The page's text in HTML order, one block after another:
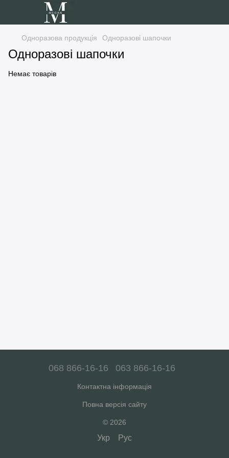
Одноразова продукція Одноразові шапочки
Одноразові шапочки
Немає товарів
068 866-16-16 063 866-16-16
Контактна інформація
Повна версія сайту
© 2026
Укр Рус